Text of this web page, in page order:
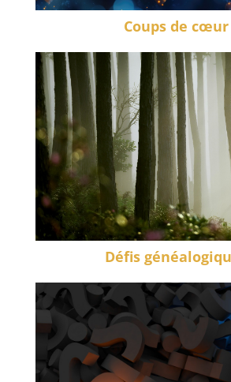
Coups de cœur
Défis